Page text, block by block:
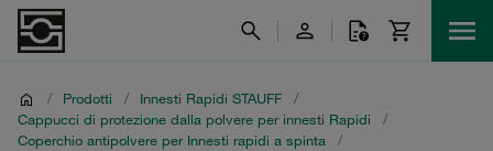
/ Prodotti / Innesti Rapidi STAUFF
/
Cappucci di protezione dalla polvere per innesti Rapidi
/
Coperchio antipolvere per Innesti rapidi a spinta
/